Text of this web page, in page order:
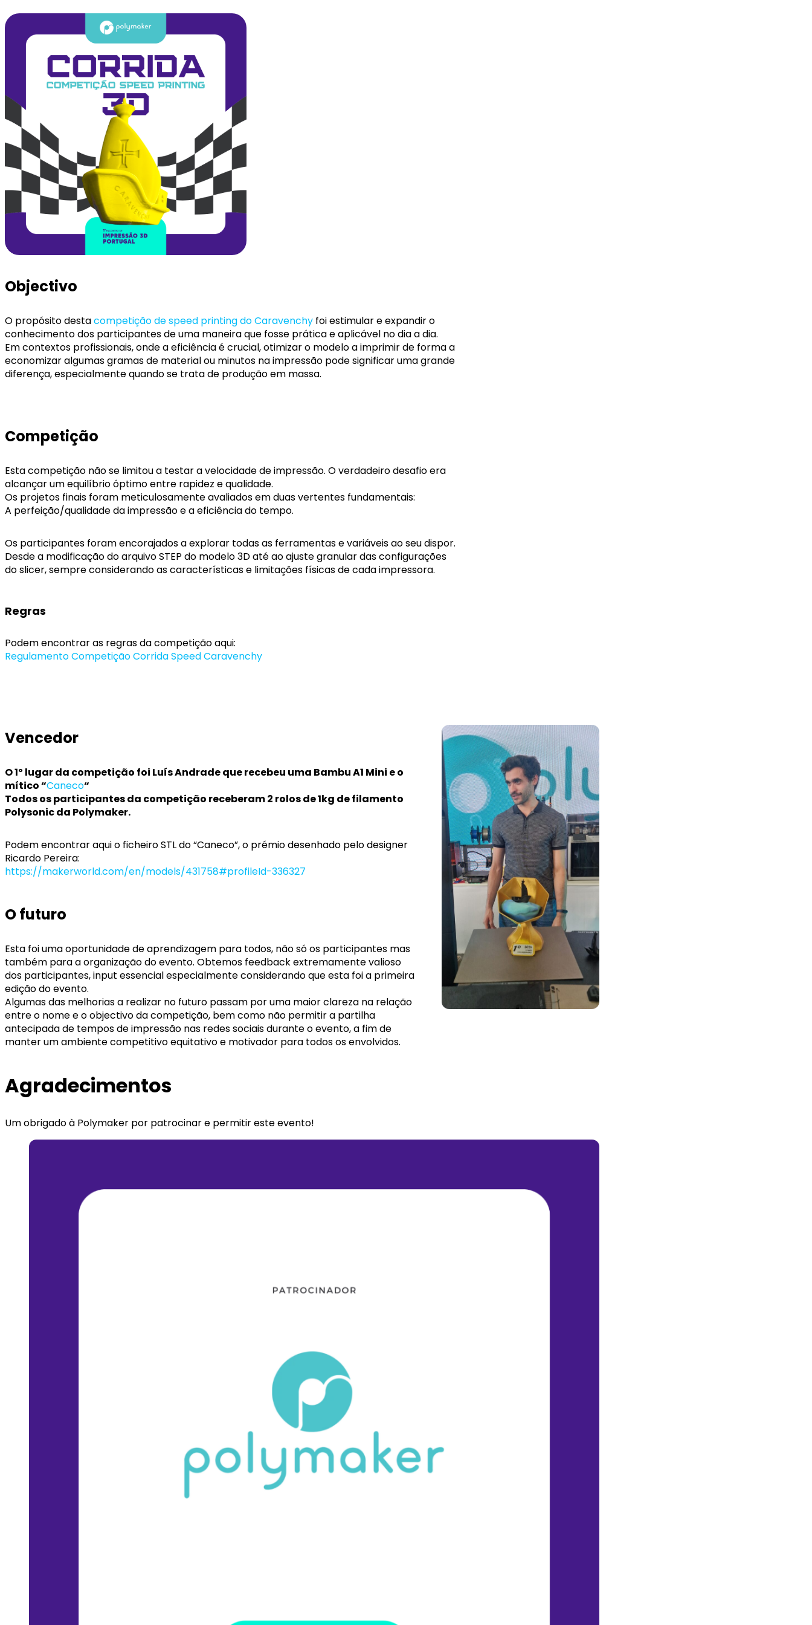
Objectivo
O propósito destacompetição de speed printing do Caravenchy foi estimular e expandir o
conhecimento dos participantes de uma maneira que fosse prática e aplicável no dia a dia.
Em contextos profissionais, onde a eficiência é crucial, otimizar o modelo a imprimir de forma a
economizar algumas gramas de material ou minutos na impressão pode significar uma grande
diferença, especialmente quando se trata de produção em massa.
Competição
Esta competição não se limitou a testar a velocidade de impressão. O verdadeiro desafio era
alcançar um equilíbrio óptimo entre rapidez e qualidade.
Os projetos finais foram meticulosamente avaliados em duas vertentes fundamentais:
A perfeição/qualidade da impressão e a eficiência do tempo.
Os participantes foram encorajados a explorar todas as ferramentas e variáveis ao seu dispor.
Desde a modificação do arquivo STEP do modelo 3D até ao ajuste granular das configurações
do slicer, sempre considerando as características e limitações físicas de cada impressora.
Regras
Podem encontrar as regras da competição aqui:
Regulamento Competição Corrida Speed Caravenchy
Vencedor
O 1º lugar da competição foi Luís Andrade que recebeu uma Bambu A1 Mini e o
mítico “Caneco“
Todos os participantes da competição receberam 2 rolos de 1kg de filamento
Polysonic da Polymaker.
Podem encontrar aqui o ficheiro STL do “Caneco”, o prémio desenhado pelo designer
Ricardo Pereira:
https://makerworld.com/en/models/431758#profileId-336327
O futuro
Esta foi uma oportunidade de aprendizagem para todos, não só os participantes mas
também para a organização do evento. Obtemos feedback extremamente valioso
dos participantes, input essencial especialmente considerando que esta foi a primeira
edição do evento.
Algumas das melhorias a realizar no futuro passam por uma maior clareza na relação
entre o nome e o objectivo da competição, bem como não permitir a partilha
antecipada de tempos de impressão nas redes sociais durante o evento, a fim de
manter um ambiente competitivo equitativo e motivador para todos os envolvidos.
Agradecimentos
Um obrigado à Polymaker por patrocinar e permitir este evento!